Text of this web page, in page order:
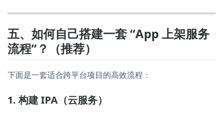
五、如何自己搭建一套 “App 上架服务
流程”？（推荐）
下面是一套适合跨平台项目的高效流程：
1. 构建 IPA（云服务）